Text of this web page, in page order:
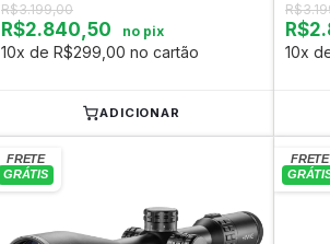
R$3.199,00
R$2.840,50 no pix
10x de R$299,00 no cartão
ADICIONAR
10x